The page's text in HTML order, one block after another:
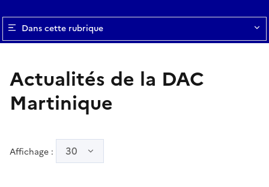
Dans cette rubrique
Actualités de la DAC
Martinique
Affichage : 30